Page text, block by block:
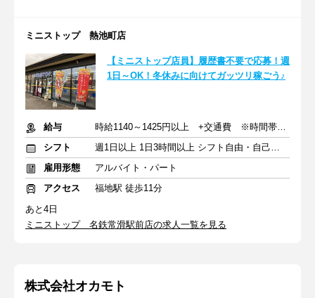
ミニストップ 熱池町店
【ミニストップ店員】履歴書不要で応募！週
1日～OK！冬休みに向けてガッツリ稼ごう♪
給与
時給1140～1425円以上 +交通費 ※時間帯によって変動あり
シフト
週1日以上 1日3時間以上 シフト自由・自己申告
雇用形態
アルバイト・パート
アクセス
福地駅 徒歩11分
あと4日
ミニストップ 名鉄常滑駅前店の求人一覧を見る
株式会社オカモト